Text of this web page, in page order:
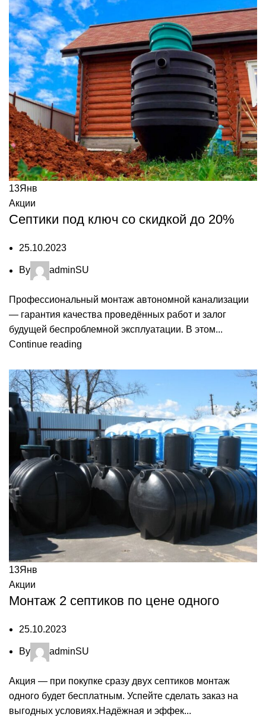
13Янв
Акции
Септики под ключ со скидкой до 20%
25.10.2023
By adminSU
Профессиональный монтаж автономной канализации
— гарантия качества проведённых работ и залог
будущей беспроблемной эксплуатации. В этом...
Continue reading
13Янв
Акции
Монтаж 2 септиков по цене одного
25.10.2023
By adminSU
Акция — при покупке сразу двух септиков монтаж
одного будет бесплатным. Успейте сделать заказ на
выгодных условиях.Надёжная и эффек...